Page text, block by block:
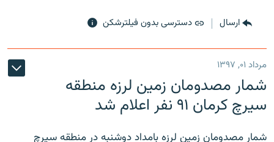
ارسال دسترسی بدون فیلترشکن
مرداد ۰۱, ۱۳۹۷
شمار مصدومان زمین لرزه منطقه
سیرچ کرمان ۹۱ نفر اعلام شد
شمار مصدومان زمین لرزه بامداد دوشنبه در منطقه سیرچ